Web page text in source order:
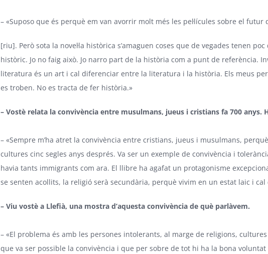
– «Suposo que és perquè em van avorrir molt més les pel·lícules sobre el futur
[riu]. Però sota la novel·la històrica s’amaguen coses que de vegades tenen
històric. Jo no faig això. Jo narro part de la història com a punt de referència.
literatura és un art i cal diferenciar entre la literatura i la història. Els meus
es troben. No es tracta de fer història.»
– Vostè relata la convivència entre musulmans, jueus i cristians fa 700 anys.
– «Sempre m’ha atret la convivència entre cristians, jueus i musulmans,
cultures cinc segles anys després. Va ser un exemple de convivència i
havia tants immigrants com ara. El llibre ha agafat un protagonisme
se senten acollits, la religió serà secundària, perquè vivim en un estat laic i
– Viu vostè a Llefià, una mostra d’aquesta convivència de què parlàvem.
– «El problema és amb les persones intolerants, al marge de religions,
que va ser possible la convivència i que per sobre de tot hi ha la bona voluntat